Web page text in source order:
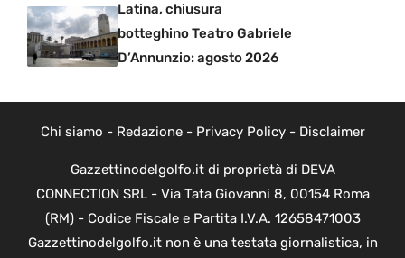
Latina, chiusura
botteghino Teatro Gabriele
D’Annunzio: agosto 2026
Chi siamo - Redazione- Privacy Policy- Disclaimer
Gazzettinodelgolfo.it di proprietà di DEVA
CONNECTION SRL - Via Tata Giovanni 8, 00154 Roma
(RM) - Codice Fiscale e Partita I.V.A. 12658471003
Gazzettinodelgolfo.it non è una testata giornalistica, in